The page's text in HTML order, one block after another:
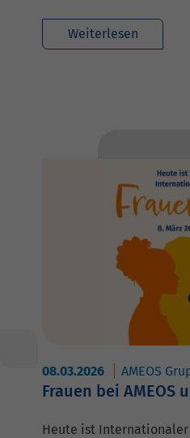
Weiterlesen
08.03.2026 AMEOS
Frauen bei AMEOS
Heute ist Internationaler